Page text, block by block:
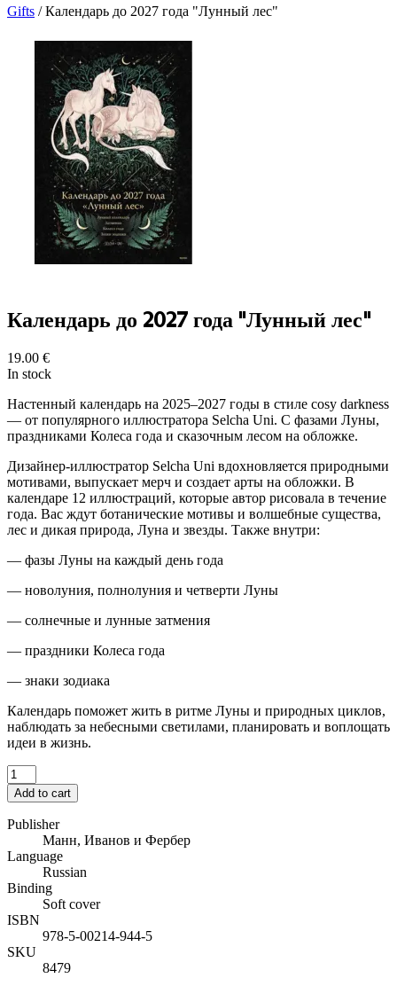
Gifts / Календарь до 2027 года "Лунный лес"
Календарь до 2027 года "Лунный лес"
19.00 €
In stock
Настенный календарь на 2025–2027 годы в стиле cosy darkness
— от популярного иллюстратора Selcha Uni. С фазами Луны,
праздниками Колеса года и сказочным лесом на обложке.
Дизайнер-иллюстратор Selcha Uni вдохновляется природными
мотивами, выпускает мерч и создает арты на обложки. В
календаре 12 иллюстраций, которые автор рисовала в течение
года. Вас ждут ботанические мотивы и волшебные существа,
лес и дикая природа, Луна и звезды. Также внутри:
— фазы Луны на каждый день года
— новолуния, полнолуния и четверти Луны
— солнечные и лунные затмения
— праздники Колеса года
— знаки зодиака
Календарь поможет жить в ритме Луны и природных циклов,
наблюдать за небесными светилами, планировать и воплощать
идеи в жизнь.
Add to cart
Publisher
Манн, Иванов и Фербер
Language
Russian
Binding
Soft cover
ISBN
978-5-00214-944-5
SKU
8479